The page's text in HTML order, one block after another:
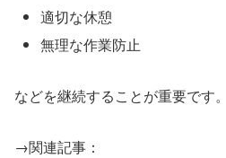
適切な休憩
無理な作業防止
などを継続することが重要です。
→関連記事：